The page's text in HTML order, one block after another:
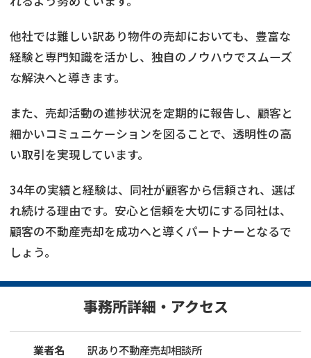
他社では難しい訳あり物件の売却においても、豊富な
経験と専門知識を活かし、独自のノウハウでスムーズ
な解決へと導きます。
また、売却活動の進捗状況を定期的に報告し、顧客と
細かいコミュニケーションを図ることで、透明性の高
い取引を実現しています。
34年の実績と経験は、同社が顧客から信頼され、選ば
れ続ける理由です。安心と信頼を大切にする同社は、
顧客の不動産売却を成功へと導くパートナーとなるで
しょう。
事務所詳細・アクセス
業者名 訳あり不動産売却相談所